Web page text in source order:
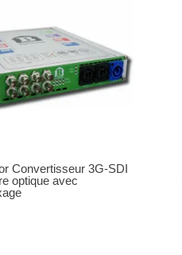
Convertisseur 3G-SDI
optique avec